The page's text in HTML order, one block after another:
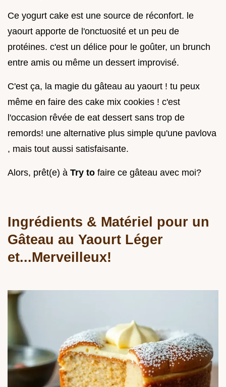
Ce yogurt cake est une source de réconfort. le
yaourt apporte de l'onctuosité et un peu de
protéines. c'est un délice pour le goûter, un brunch
entre amis ou même un dessert improvisé.
C'est ça, la magie du gâteau au yaourt ! tu peux
même en faire des cake mix cookies ! c'est
l'occasion rêvée de eat dessert sans trop de
remords! une alternative plus simple qu'une pavlova
, mais tout aussi satisfaisante.
Alors, prêt(e) à Try to faire ce gâteau avec moi?
Ingrédients & Matériel pour un
Gâteau au Yaourt Léger
et...Merveilleux!